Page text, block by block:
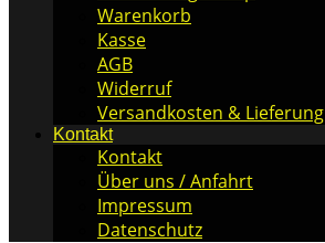
Warenkorb
Kasse
AGB
Widerruf
Versandkosten & Lieferung
Kontakt
Kontakt
Über uns / Anfahrt
Impressum
Datenschutz